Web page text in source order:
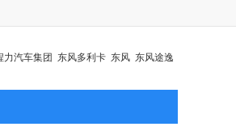
力汽车集团 东风多利卡 东风 东风途逸